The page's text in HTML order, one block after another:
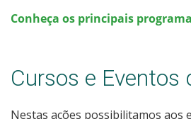
Conheça os principais
Cursos e Eventos
Nestas ações possibilitamos aos